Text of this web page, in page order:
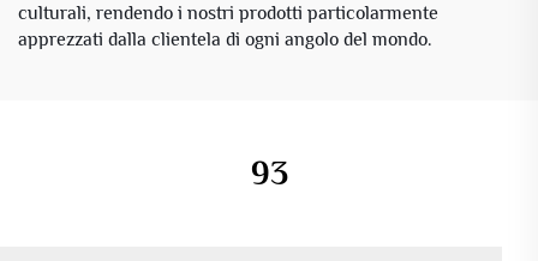
culturali, rendendo i nostri prodotti particolarmente
apprezzati dalla clientela di ogni angolo del mondo.
93